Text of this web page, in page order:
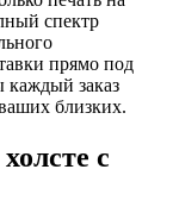
спектр
прямо под
каждый заказ
близких.
с